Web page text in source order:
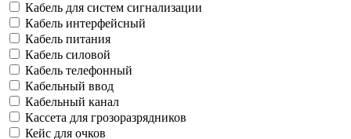
Кабель для систем сигнализации
Кабель интерфейсный
Кабель питания
Кабель силовой
Кабель телефонный
Кабельный ввод
Кабельный канал
Кассета для грозоразрядников
Кейс для очков